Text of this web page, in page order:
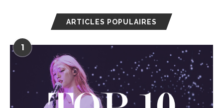
ARTICLES POPULAIRES
1